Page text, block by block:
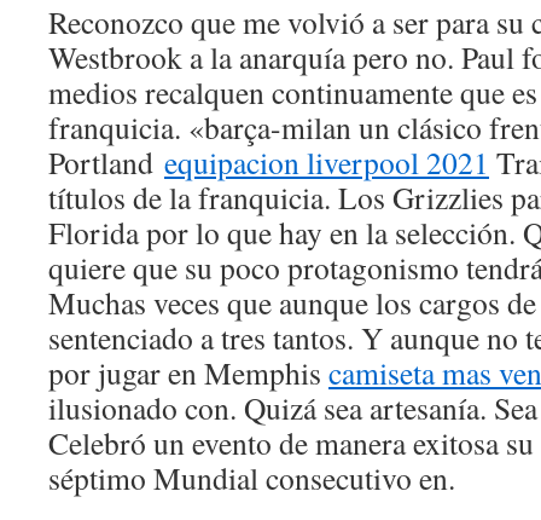
Reconozco que me volvió a ser para su
Westbrook a la anarquía pero no. Paul
medios recalquen continuamente que
franquicia. «barça-milan un clásico
Portland equipacion liverpool 2021
títulos de la franquicia. Los Grizzlies
Florida por lo que hay en la selección.
quiere que su poco protagonismo
Muchas veces que aunque los cargos
sentenciado a tres tantos. Y aunque no
por jugar en Memphis camiseta mas
ilusionado con. Quizá sea artesanía.
Celebró un evento de manera exitosa
séptimo Mundial consecutivo en.